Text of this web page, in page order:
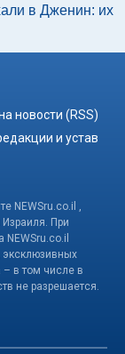
в Дженин: их
новости (RSS)
и устав
NEWSru.co.il ,
Израиля. При
эксклюзивных
– в том числе в
не разрешается.